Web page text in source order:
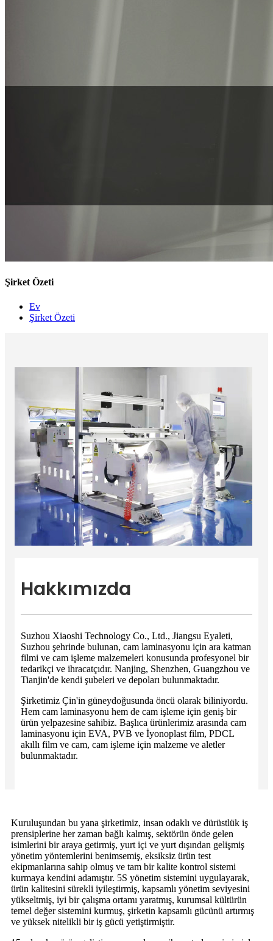
Şirket Özeti
Ev
Şirket Özeti
Hakkımızda
Suzhou Xiaoshi Technology Co., Ltd., Jiangsu Eyaleti,
Suzhou şehrinde bulunan, cam laminasyonu için ara katman
filmi ve cam işleme malzemeleri konusunda profesyonel bir
tedarikçi ve ihracatçıdır. Nanjing, Shenzhen, Guangzhou ve
Tianjin'de kendi şubeleri ve depoları bulunmaktadır.
Şirketimiz Çin'in güneydoğusunda öncü olarak biliniyordu.
Hem cam laminasyonu hem de cam işleme için geniş bir
ürün yelpazesine sahibiz. Başlıca ürünlerimiz arasında cam
laminasyonu için EVA, PVB ve İyonoplast film, PDCL
akıllı film ve cam, cam işleme için malzeme ve aletler
bulunmaktadır.
Kuruluşundan bu yana şirketimiz, insan odaklı ve dürüstlük iş
prensiplerine her zaman bağlı kalmış, sektörün önde gelen
isimlerini bir araya getirmiş, yurt içi ve yurt dışından gelişmiş
yönetim yöntemlerini benimsemiş, eksiksiz ürün test
ekipmanlarına sahip olmuş ve tam bir kalite kontrol sistemi
kurmaya kendini adamıştır. 5S yönetim sistemini uygulayarak,
ürün kalitesini sürekli iyileştirmiş, kapsamlı yönetim seviyesini
yükseltmiş, iyi bir çalışma ortamı yaratmış, kurumsal kültürün
temel değer sistemini kurmuş, şirketin kapsamlı gücünü artırmış
ve yüksek nitelikli bir iş gücü yetiştirmiştir.